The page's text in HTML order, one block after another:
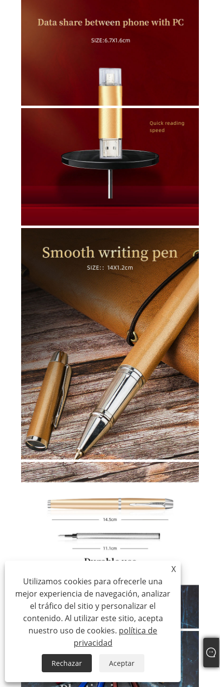
X
Utilizamos cookies para ofrecerle una
mejor experiencia de navegación, analizar
el tráfico del sitio y personalizar el
contenido. Al utilizar este sitio, acepta
nuestro uso de cookies. política de
privacidad
Rechazar Aceptar